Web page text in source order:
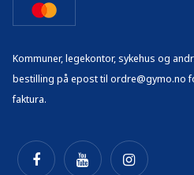
Kommuner, legekontor, sykehus og
bestilling på epost til ordre@gymo.no
faktura.